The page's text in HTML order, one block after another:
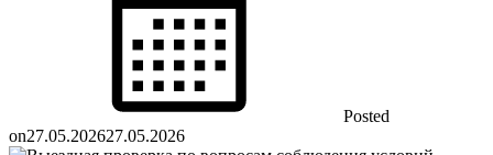
Posted
on27.05.202627.05.2026